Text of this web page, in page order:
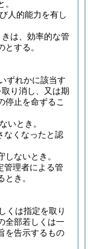
人的能力を有し
は、効率的な管
する。
ずれかに該当す
り消し、又は期
停止を命ずるこ
いとき。
なくなったと認
しないとき。
管理者による管
き。
くは指定を取り
全部若しくは一
を告示するもの